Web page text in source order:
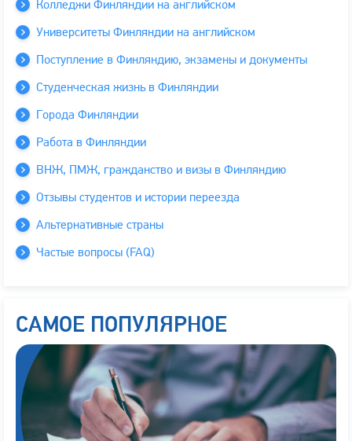
Колледжи Финляндии на английском
Университеты Финляндии на английском
Поступление в Финляндию, экзамены и документы
Студенческая жизнь в Финляндии
Города Финляндии
Работа в Финляндии
ВНЖ, ПМЖ, гражданство и визы в Финляндию
Отзывы студентов и истории переезда
Альтернативные страны
Частые вопросы (FAQ)
САМОЕ ПОПУЛЯРНОЕ